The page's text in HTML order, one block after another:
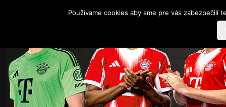
Používame cookies aby sme pre vás zabezpečili